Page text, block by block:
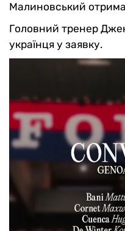
Малиновський
Головний тренер
українця у заявку.